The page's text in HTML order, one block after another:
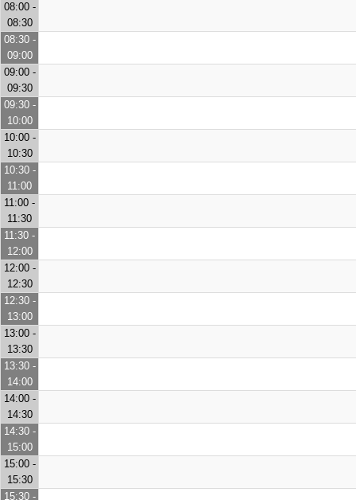
08:00 -
08:30
08:30 -
09:00
09:00 -
09:30
09:30 -
10:00
10:00 -
10:30
10:30 -
11:00
11:00 -
11:30
11:30 -
12:00
12:00 -
12:30
12:30 -
13:00
13:00 -
13:30
13:30 -
14:00
14:00 -
14:30
14:30 -
15:00
15:00 -
15:30
15:30 -